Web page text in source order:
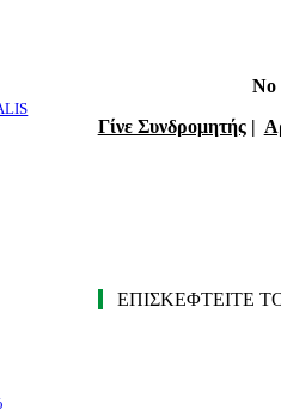
Νο
Γίνε Συνδρομητής|
ΕΠΙΣΚΕΦΤΕΙΤΕ